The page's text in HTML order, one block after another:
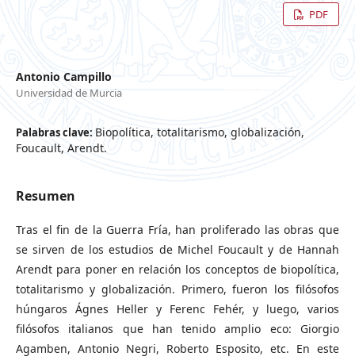
PDF
Antonio Campillo
Universidad de Murcia
Palabras clave: Biopolítica, totalitarismo, globalización,
Foucault, Arendt.
Resumen
Tras el fin de la Guerra Fría, han proliferado las obras que
se sirven de los estudios de Michel Foucault y de Hannah
Arendt para poner en relación los conceptos de biopolítica,
totalitarismo y globalización. Primero, fueron los filósofos
húngaros Ágnes Heller y Ferenc Fehér, y luego, varios
filósofos italianos que han tenido amplio eco: Giorgio
Agamben, Antonio Negri, Roberto Esposito, etc. En este